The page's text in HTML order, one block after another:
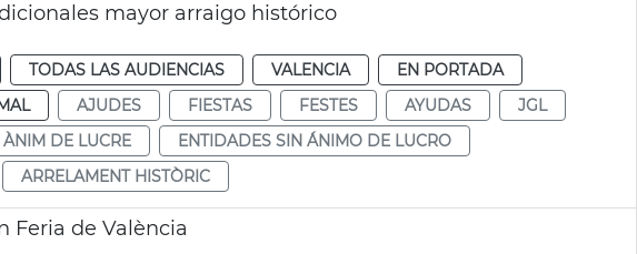
mayor arraigo histórico
TODAS LAS AUDIENCIAS VALENCIA
EN PORTADA
AJUDES FIESTAS FESTES AYUDAS
JGL
ÀNIM DE LUCRE
ENTIDADES SIN ÁNIMO DE LUCRO
ARRELAMENT HISTÒRIC
Feria de València